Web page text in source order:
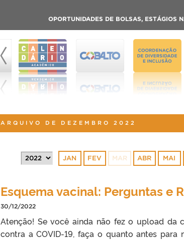
OPORTUNIDADES DE BOLSAS, ESTÁGIOS
ARQUIVO DE DEZEMBRO 2022
JAN FEV MAR ABR MAI
Esquema vacinal: Perguntas e
30/12/2022
Atenção! Se você ainda não fez o upload da
contra a COVID-19, faça o quanto antes